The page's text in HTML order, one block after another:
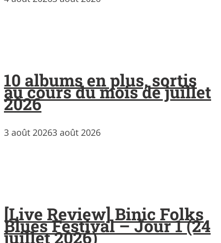
10 albums en plus, sortis
au cours du mois de juillet
2026
3 août 20263 août 2026
[Live Review] Binic Folks
Blues Festival – Jour 1 (24
juillet 2026)